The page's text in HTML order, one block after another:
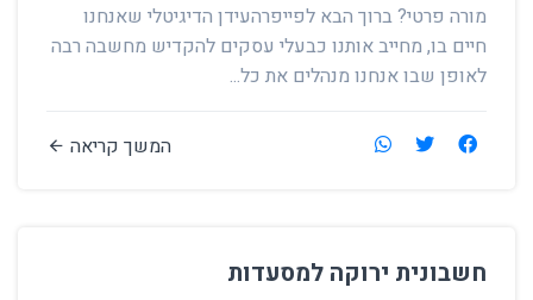
מורה פרטי? ברוך הבא לפייפרהעידן הדיגיטלי שאנחנו
חיים בו, מחייב אותנו כבעלי עסקים להקדיש מחשבה רבה
לאופן שבו אנחנו מנהלים את כל...
המשך קריאה
חשבונית ירוקה למסעדות